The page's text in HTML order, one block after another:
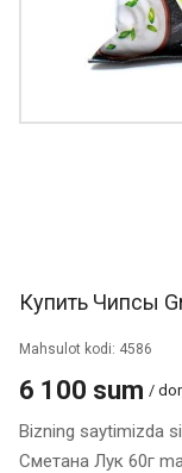
Купить Чипсы
Mahsulot kodi: 4586
6 100 sum /
Bizning saytimizda
Сметана Лук 60г